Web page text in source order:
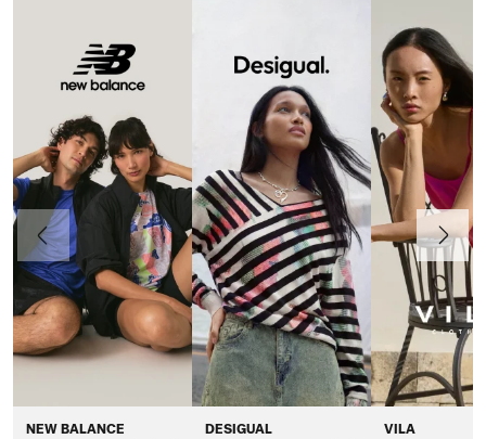
NEW BALANCE DESIGUAL VILA
Anteriormente